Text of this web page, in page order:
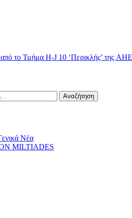
το Τμήμα H-J 10 ‘Περικλής’ της
Νέα
MILTIADES